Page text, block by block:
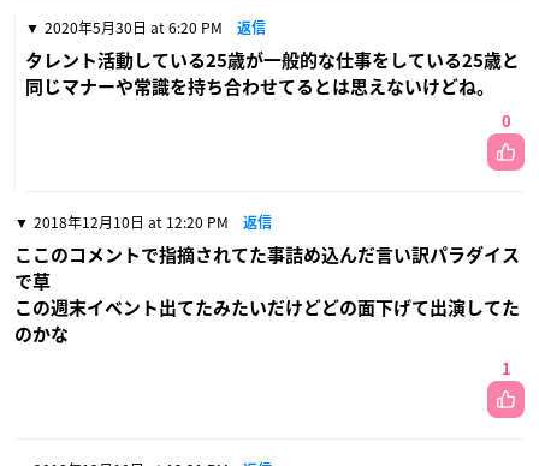
2020年5月30日 at 6:20 PM 返信
タレント活動している25歳が一般的な仕事をしている25歳と
同じマナーや常識を持ち合わせてるとは思えないけどね。
0
2018年12月10日 at 12:20 PM 返信
ここのコメントで指摘されてた事詰め込んだ言い訳パラダイス
で草
この週末イベント出てたみたいだけどどの面下げて出演してた
のかな
1